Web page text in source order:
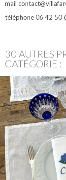
mail
téléphone 06 42 50
30 AUTRES
CATÉGORIE :